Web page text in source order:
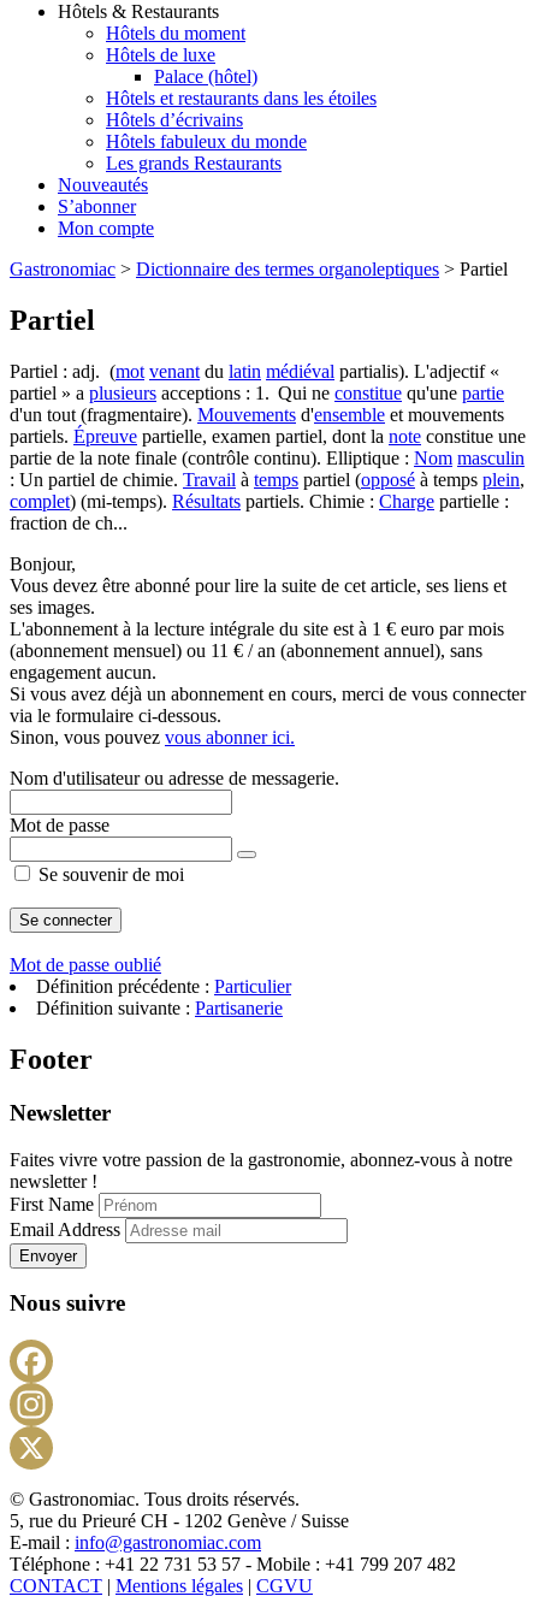
Hôtels & Restaurants
Hôtels du moment
Hôtels de luxe
Palace (hôtel)
Hôtels et restaurants dans les étoiles
Hôtels d’écrivains
Hôtels fabuleux du monde
Les grands Restaurants
Nouveautés
S’abonner
Mon compte
Gastronomiac > Dictionnaire des termes organoleptiques > Partiel
Partiel
Partiel : adj. (mot venant du latin médiéval partialis). L'adjectif «
partiel » a plusieurs acceptions : 1. Qui ne constitue qu'une partie
d'un tout (fragmentaire). Mouvements d'ensemble et mouvements
partiels. Épreuve partielle, examen partiel, dont la note constitue une
partie de la note finale (contrôle continu). Elliptique : Nom masculin
: Un partiel de chimie. Travail à temps partiel (opposé à temps plein,
complet) (mi-temps). Résultats partiels. Chimie : Charge partielle :
fraction de ch...
Bonjour,
Vous devez être abonné pour lire la suite de cet article, ses liens et
ses images.
L'abonnement à la lecture intégrale du site est à 1 € euro par mois
(abonnement mensuel) ou 11 € / an (abonnement annuel), sans
engagement aucun.
Si vous avez déjà un abonnement en cours, merci de vous connecter
via le formulaire ci-dessous.
Sinon, vous pouvez vous abonner ici.
Nom d'utilisateur ou adresse de messagerie.
Mot de passe
Se souvenir de moi
Mot de passe oublié
Définition précédente : Particulier
Définition suivante : Partisanerie
Footer
Newsletter
Faites vivre votre passion de la gastronomie, abonnez-vous à notre
newsletter !
First Name
Email Address
Envoyer
Nous suivre
X
© Gastronomiac. Tous droits réservés.
5, rue du Prieuré CH - 1202 Genève / Suisse
E-mail : info@gastronomiac.com
Téléphone : +41 22 731 53 57 - Mobile : +41 799 207 482
CONTACT | Mentions légales | CGVU